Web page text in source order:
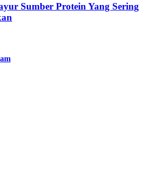
Sumber Protein Yang Sering